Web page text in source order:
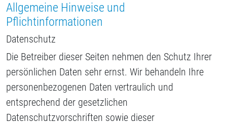
Allgemeine Hinweise und
Pflichtinformationen
Datenschutz
Die Betreiber dieser Seiten nehmen den Schutz Ihrer
persönlichen Daten sehr ernst. Wir behandeln Ihre
personenbezogenen Daten vertraulich und
entsprechend der gesetzlichen
Datenschutzvorschriften sowie dieser